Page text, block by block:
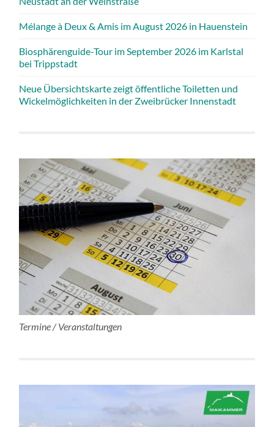
Mélange à Deux & Amis im August 2026 in Hauenstein
Biosphärenguide-Tour im September 2026 im Karlstal
bei Trippstadt
Neue Übersichtskarte zeigt öffentliche Toiletten und
Wickelmöglichkeiten in der Zweibrücker Innenstadt
Termine / Veranstaltungen